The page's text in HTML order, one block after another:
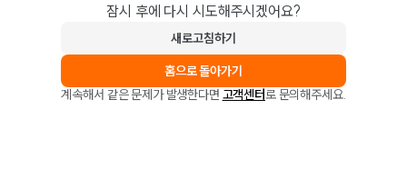
잠시 후에 다시 시도해주시겠어요?
새로고침하기
홈으로 돌아가기
계속해서 같은 문제가 발생한다면 고객센터로 문의해주세요.